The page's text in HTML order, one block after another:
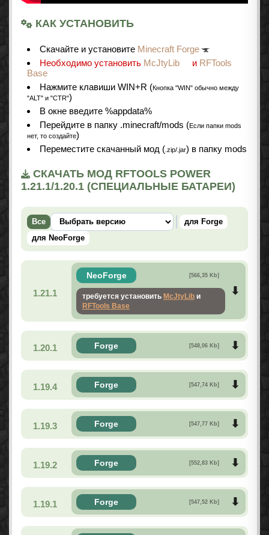
КАК УСТАНОВИТЬ
Cкачайте и установите Minecraft Forge
Необходимо установить McJtyLib и RFTools
Base
Нажмите клавиши WIN+R (Кнопка "WIN" обычно между
"ALT" и "CTR")
В окне введите %appdata%
Перейдите в папку .minecraft/mods (Если папки mods
нет, то создайте)
Переместите скачанный мод ( .zip/.jar) в папку mods
СКАЧАТЬ МОД RFTOOLS POWER
1.21.1/1.20.1 (СПЕЦИАЛЬНЫЕ БАТАРЕИ)
Все
для Forge
для NeoForge
1.21.1
NeoForge [566,35 Kb]
требуется установить McJtyLib и
RFTools Base
1.20.1 Forge [548,06 Kb]
1.19.4 Forge [547,74 Kb]
1.19.3 Forge [547,77 Kb]
1.19.2 Forge [552,83 Kb]
1.19.1 Forge [547,52 Kb]